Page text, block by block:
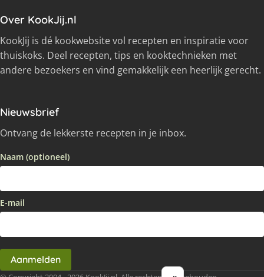
Over KookJij.nl
KookJij is dé kookwebsite vol recepten en inspiratie voor
thuiskoks. Deel recepten, tips en kooktechnieken met
andere bezoekers en vind gemakkelijk een heerlijk gerecht.
Nieuwsbrief
Ontvang de lekkerste recepten in je inbox.
Naam (optioneel)
E-mail
Aanmelden